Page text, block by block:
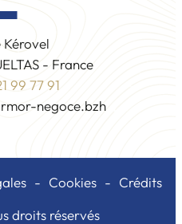
Kérovel
- France
99 77 91
negoce.bzh
Cookies
Crédits
droits réservés